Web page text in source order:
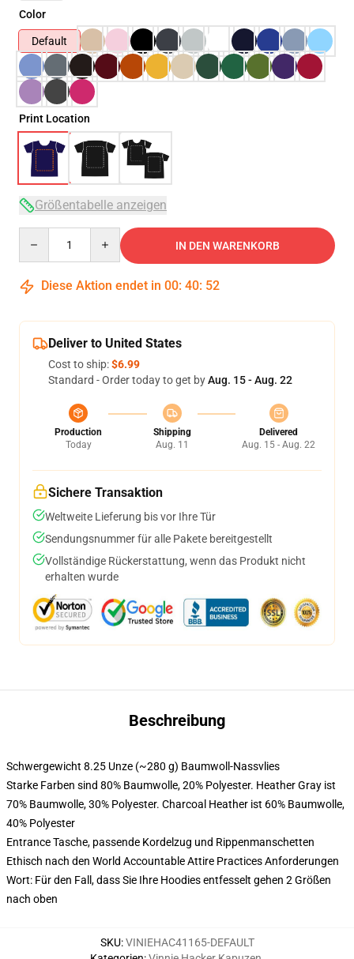
Color
Default
Print Location
Größentabelle anzeigen
IN DEN WARENKORB
Diese Aktion endet in 00: 40: 52
Deliver to United States
Cost to ship:$6.99
Standard - Order today to get byAug. 15 - Aug. 22
Production
Today
Shipping
Aug. 11
Delivered
Aug. 15 - Aug. 22
Sichere Transaktion
Weltweite Lieferung bis vor Ihre Tür
Sendungsnummer für alle Pakete bereitgestellt
Vollständige Rückerstattung, wenn das Produkt nicht
erhalten wurde
Beschreibung
Schwergewicht 8.25 Unze (~280 g) Baumwoll-Nassvlies
Starke Farben sind 80% Baumwolle, 20% Polyester. Heather Gray ist
70% Baumwolle, 30% Polyester. Charcoal Heather ist 60% Baumwolle,
40% Polyester
Entrance Tasche, passende Kordelzug und Rippenmanschetten
Ethisch nach den World Accountable Attire Practices Anforderungen
Wort: Für den Fall, dass Sie Ihre Hoodies entfesselt gehen 2 Größen
nach oben
SKU:VINIEHAC41165-DEFAULT